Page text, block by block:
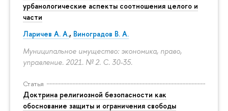
урбанологические аспекты соотношения целого и
части
Ларичев А. А., Виноградов В. А.
Муниципальное имущество: экономика, право,
управление. 2021. № 2. С. 30-35.
Статья
Доктрина религиозной безопасности как
обоснование защиты и ограничения свободы